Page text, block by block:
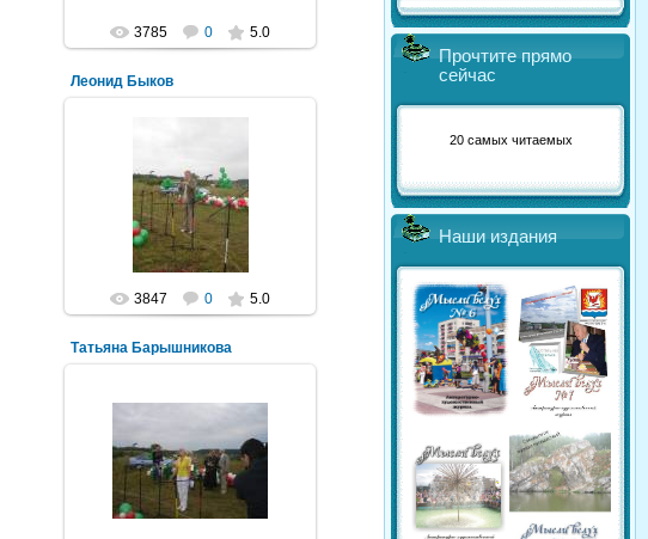
3785 0 5.0
Леонид Быков
08.08.2011
Mihalych
3847 0 5.0
Татьяна Барышникова
08.08.2011
Mihalych
Прочтите прямо
сейчас
20 самых читаемых
Наши издания